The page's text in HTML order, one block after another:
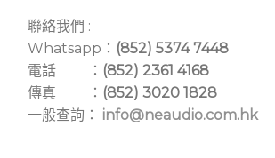
聯絡我們 :
Whatsapp： (852) 5374 7448
電話 ： (852) 2361 4168
傳真 ： (852) 3020 1828
一般查詢： info@neaudio.com.hk